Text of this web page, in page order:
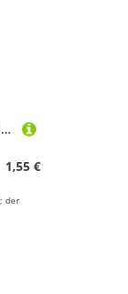
Feeder Vorfach Mikado Maruseigo Geflecht
1,55 €
der